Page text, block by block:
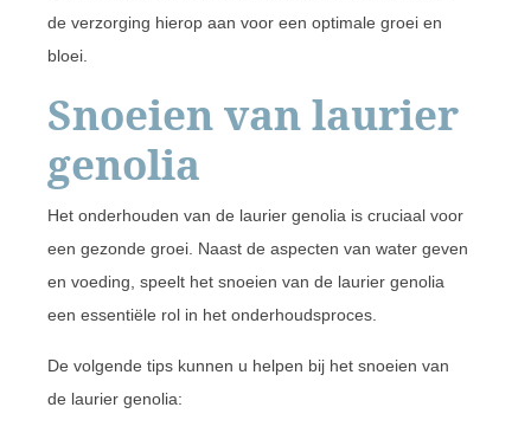
de verzorging hierop aan voor een optimale groei en
bloei.
Snoeien van laurier
genolia
Het onderhouden van de laurier genolia is cruciaal voor
een gezonde groei. Naast de aspecten van water geven
en voeding, speelt het snoeien van de laurier genolia
een essentiële rol in het onderhoudsproces.
De volgende tips kunnen u helpen bij het snoeien van
de laurier genolia: